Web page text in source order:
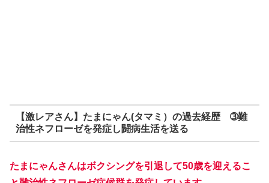
【激レアさん】たまにゃん(タマミ）の過去経歴 ➂難
治性ネフローゼを発症し闘病生活を送る
たまにゃんさんはボクシングを引退して50歳を迎えるこ